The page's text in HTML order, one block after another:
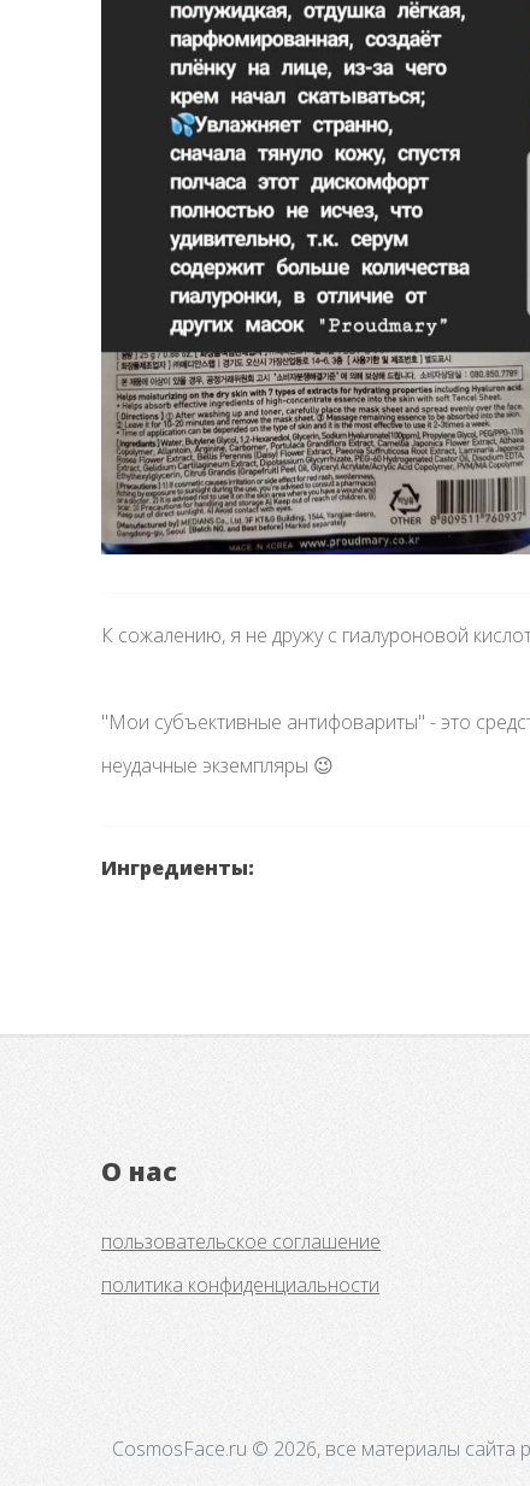
К сожалению, я не дружу с гиалуроновой
"Мои субъективные антифовариты" - это
неудачные экземпляры 😉
Ингредиенты:
О нас
пользовательское соглашение
политика конфиденциальности
CosmosFace.ru © 2026, все материалы сайта